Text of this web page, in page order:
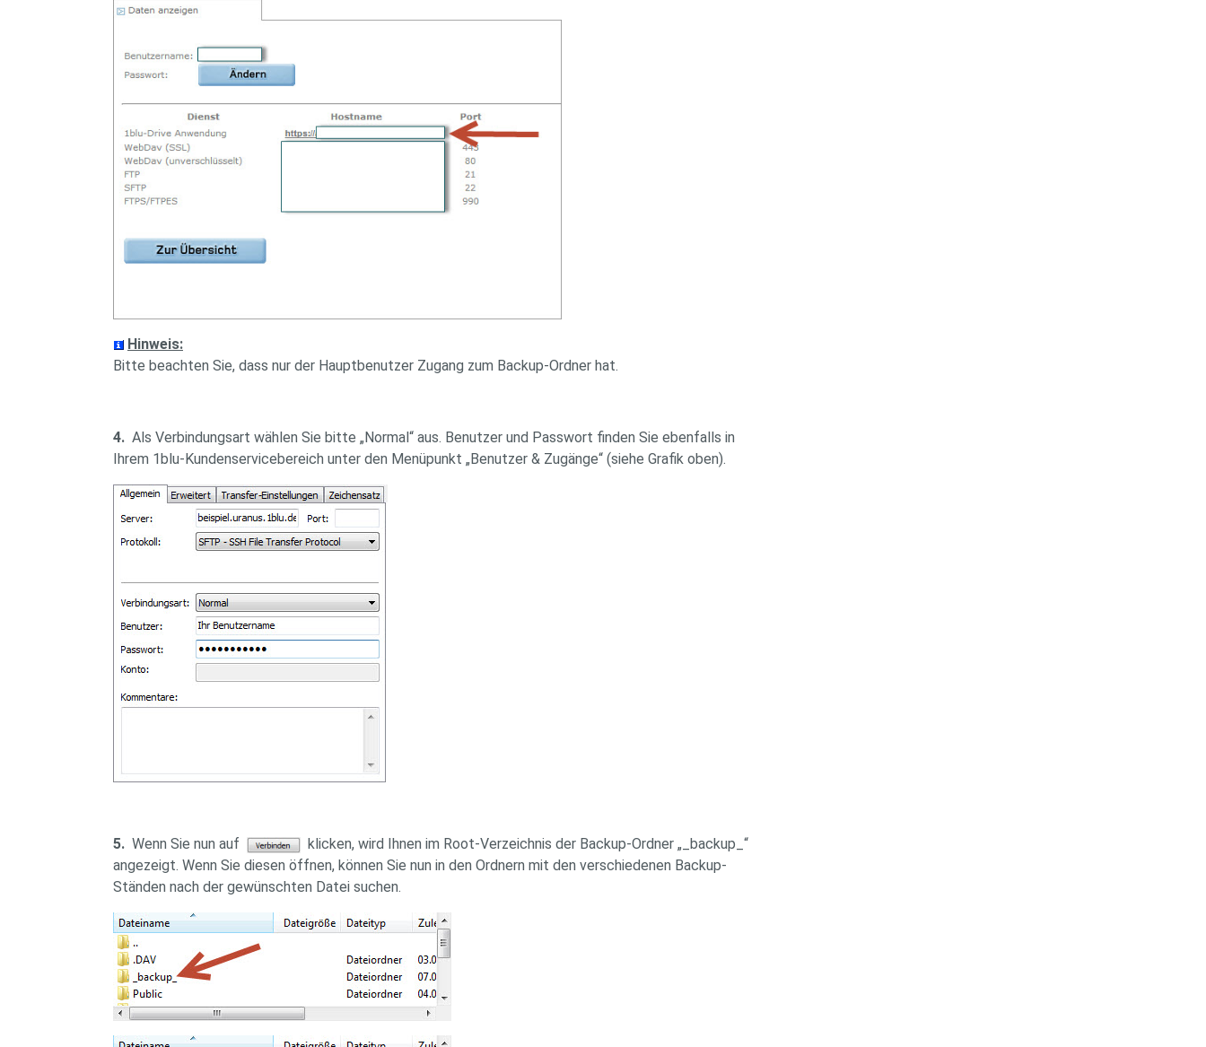
Hinweis:
Bitte beachten Sie, dass nur der Hauptbenutzer Zugang zum Backup-Ordner hat.
4. Als Verbindungsart wählen Sie bitte „Normal“ aus. Benutzer und Passwort finden Sie ebenfalls in
Ihrem 1blu-Kundenservicebereich unter den Menüpunkt „Benutzer & Zugänge“ (siehe Grafik oben).
5. Wenn Sie nun auf
klicken, wird Ihnen im Root-Verzeichnis der Backup-Ordner „_backup_“
angezeigt. Wenn Sie diesen öffnen, können Sie nun in den Ordnern mit den verschiedenen Backup-
Ständen nach der gewünschten Datei suchen.